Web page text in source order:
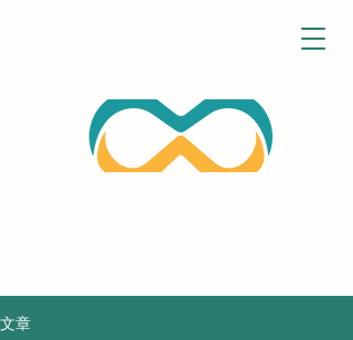
文章